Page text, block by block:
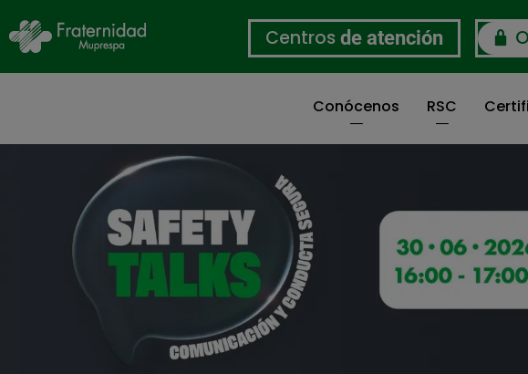
Centros de atención
Conócenos RSC